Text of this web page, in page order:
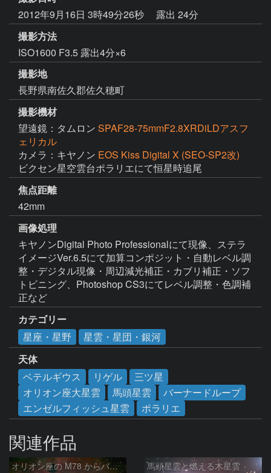
2012年9月16日 3時49分26秒
露出 24分
撮影方法
ISO1600 F3.5 露出4分×6
撮影地
長野県南佐久郡佐久穂町
撮影機材
望遠鏡：タムロン SPAF28-75mmF2.8XRDiLDアスフ
ェリカル
カメラ：キヤノン EOS Kiss Digital X (SEO-SP2改)
ビクセン星空雲台ポラリエにて恒星時追尾
焦点距離
42mm
画像処理
キヤノンDigital Photo Professionalにて現像、ステラ
イメージVer.6.5にて加算コンポジット・自動レベル調
整・デジタル現像・周辺減光補正・カブリ補正・ソフ
トビニング、Photoshop CS3にてレベル調整・色調補
正など
カテゴリー
星座・星野
星雲・星団・銀河
天体
ベテルギウス
リゲル
三ツ星
オリオン座大星雲
馬頭星雲
バーナードループ
エンゼルフィッシュ星雲
ポラリエ
関連作品
オリオン座の M78 からバーナードループをまたいで LDN1622あたり 馬頭星雲と燃える木星雲